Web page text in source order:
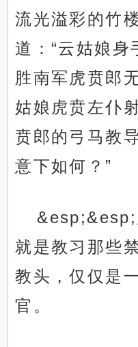
流光溢彩的竹
道：“云姑娘
胜南军虎贲郎
姑娘虎贲左仆
贲郎的弓马教
意下如何？”
&esp;&esp;
就是教习那些
教头，仅仅是
官。